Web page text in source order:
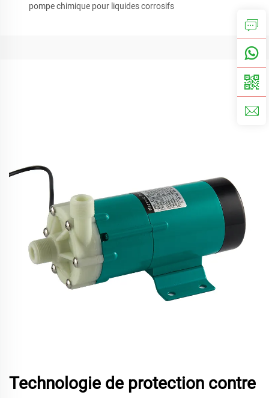
pompe chimique pour liquides corrosifs
Technologie de protection contre